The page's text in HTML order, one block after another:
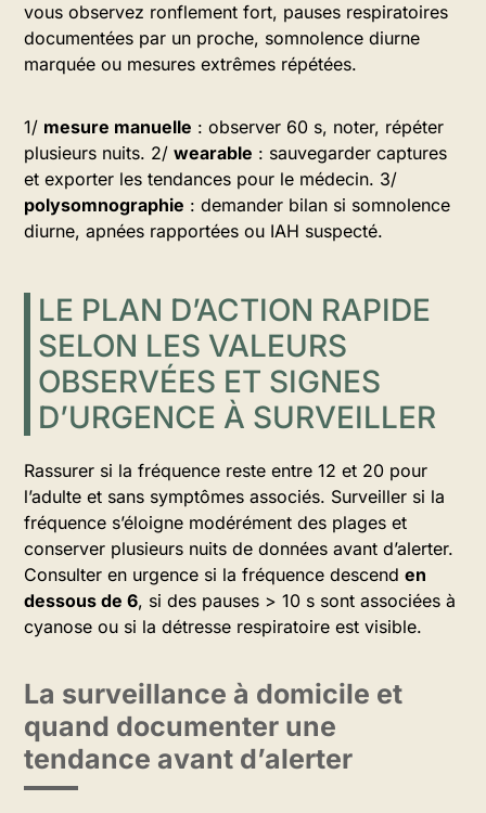
vous observez ronflement fort, pauses respiratoires
documentées par un proche, somnolence diurne
marquée ou mesures extrêmes répétées.
1/ mesure manuelle : observer 60 s, noter, répéter
plusieurs nuits. 2/ wearable : sauvegarder captures
et exporter les tendances pour le médecin. 3/
polysomnographie : demander bilan si somnolence
diurne, apnées rapportées ou IAH suspecté.
LE PLAN D’ACTION RAPIDE
SELON LES VALEURS
OBSERVÉES ET SIGNES
D’URGENCE À SURVEILLER
Rassurer si la fréquence reste entre 12 et 20 pour
l’adulte et sans symptômes associés. Surveiller si la
fréquence s’éloigne modérément des plages et
conserver plusieurs nuits de données avant d’alerter.
Consulter en urgence si la fréquence descend en
dessous de 6, si des pauses > 10 s sont associées à
cyanose ou si la détresse respiratoire est visible.
La surveillance à domicile et
quand documenter une
tendance avant d’alerter